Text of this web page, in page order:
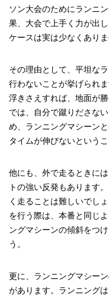
ソン大会のためにランニ
果、大会で上手く力が出
ケースは実は少なくありま
その理由として、平坦な
行わないことが挙げられ
浮きさえすれば、地面が
では、自分で蹴りださな
め、ランニングマシーン
タイムが伸びないという
他にも、外で走るときに
トの強い反発もあります
く走ることは難しいでし
を行う際は、本番と同じ
ングマシーンの傾斜をつ
う。
更に、ランニングマシー
があります。ランニング